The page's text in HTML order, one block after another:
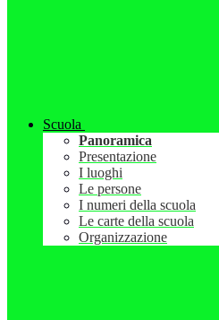
Scuola
Panoramica
Presentazione
I luoghi
Le persone
I numeri della scuola
Le carte della scuola
Organizzazione